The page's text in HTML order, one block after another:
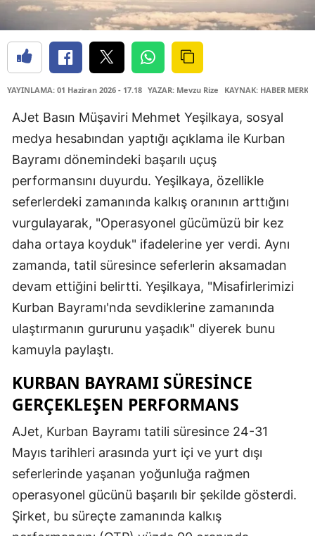
YAYINLAMA: 01 Haziran 2026 - 17.18 YAZAR: Mevzu Rize KAYNAK: HABER
AJet Basın Müşaviri Mehmet Yeşilkaya, sosyal
medya hesabından yaptığı açıklama ile Kurban
Bayramı dönemindeki başarılı uçuş
performansını duyurdu. Yeşilkaya, özellikle
seferlerdeki zamanında kalkış oranının arttığını
vurgulayarak, "Operasyonel gücümüzü bir kez
daha ortaya koyduk" ifadelerine yer verdi. Aynı
zamanda, tatil süresince seferlerin aksamadan
devam ettiğini belirtti. Yeşilkaya, "Misafirlerimizi
Kurban Bayramı'nda sevdiklerine zamanında
ulaştırmanın gururunu yaşadık" diyerek bunu
kamuyla paylaştı.
KURBAN BAYRAMI SÜRESINCE
GERÇEKLEŞEN PERFORMANS
AJet, Kurban Bayramı tatili süresince 24-31
Mayıs tarihleri arasında yurt içi ve yurt dışı
seferlerinde yaşanan yoğunluğa rağmen
operasyonel gücünü başarılı bir şekilde gösterdi.
Şirket, bu süreçte zamanında kalkış